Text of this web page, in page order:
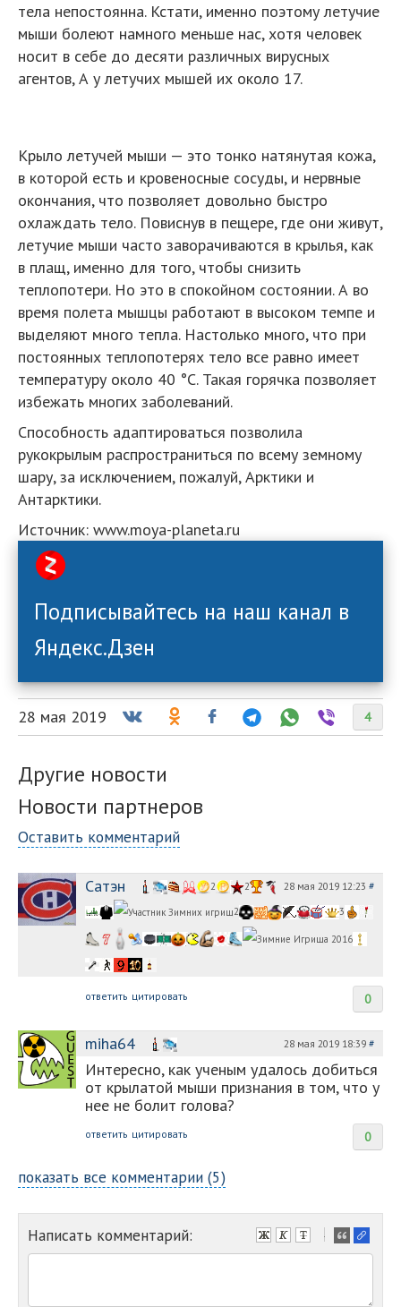
тела непостоянна. Кстати, именно поэтому летучие
мыши болеют намного меньше нас, хотя человек
носит в себе до десяти различных вирусных
агентов, А у летучих мышей их около 17.
Крыло летучей мыши — это тонко натянутая кожа,
в которой есть и кровеносные сосуды, и нервные
окончания, что позволяет довольно быстро
охлаждать тело. Повиснув в пещере, где они живут,
летучие мыши часто заворачиваются в крылья, как
в плащ, именно для того, чтобы снизить
теплопотери. Но это в спокойном состоянии. А во
время полета мышцы работают в высоком темпе и
выделяют много тепла. Настолько много, что при
постоянных теплопотерях тело все равно имеет
температуру около 40 °C. Такая горячка позволяет
избежать многих заболеваний.
Способность адаптироваться позволила
рукокрылым распространиться по всему земному
шару, за исключением, пожалуй, Арктики и
Антарктики.
Источник: www.moya-planeta.ru
Подписывайтесь на наш канал в
Яндекс.Дзен
4
28 мая 2019
Другие новости
Новости партнеров
Оставить комментарий
Сатэн 28 мая 2019 12:23 #
2
2
2
3
0
ответить цитировать
miha64 28 мая 2019 18:39 #
Интересно, как ученым удалось добиться
от крылатой мыши признания в том, что у
нее не болит голова?
0
ответить цитировать
показать все комментарии (5)
Написать комментарий:
-
-